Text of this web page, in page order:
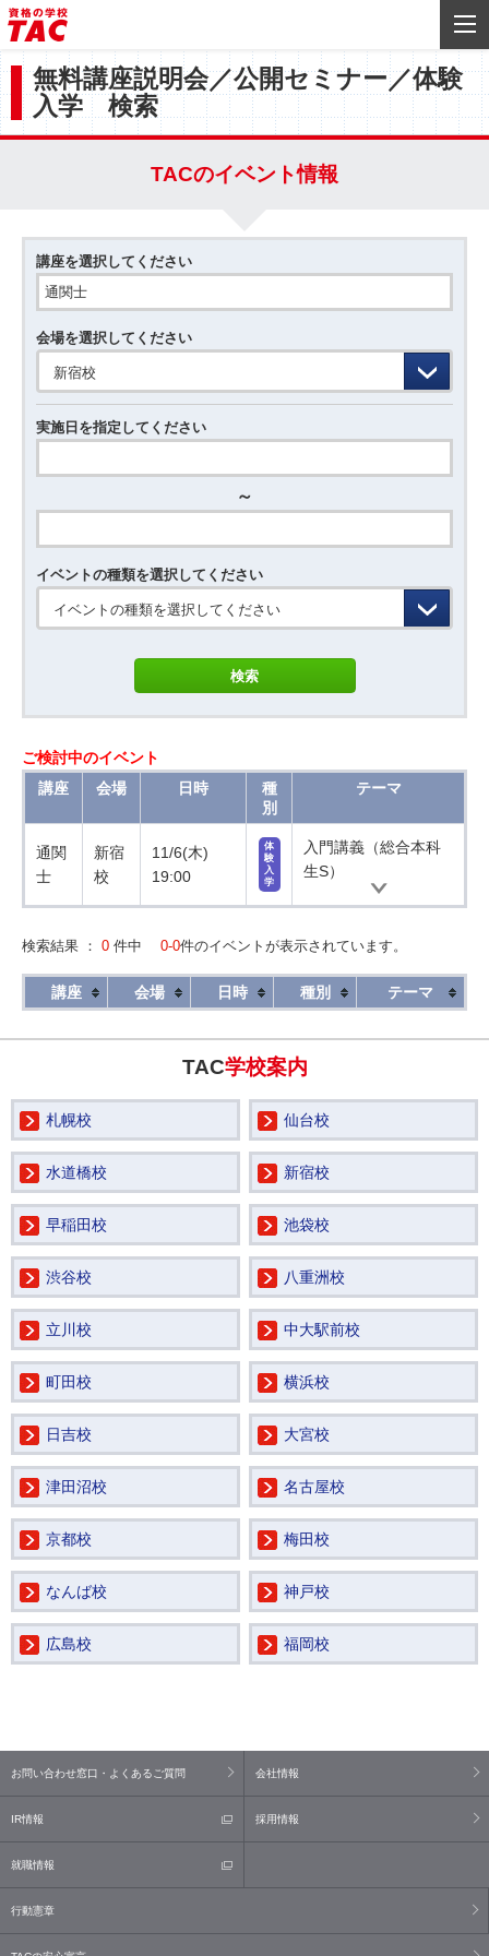
無料講座説明会／公開セミナー／体験
入学 検索
TACのイベント情報
講座を選択してください
会場を選択してください
新宿校
実施日を指定してください
～
イベントの種類を選択してください
イベントの種類を選択してください
ご検討中のイベント
講座
会場 日時
種
別
テーマ
通関
士
新宿
校
11/6(木)
19:00
体
験
入
学
入門講義（総合本科
生S）
検索結果 ： 0 件中 0-0件のイベントが表示されています。
講座 会場 日時 種別 テーマ
TAC学校案内
札幌校 仙台校
水道橋校 新宿校
早稲田校 池袋校
渋谷校 八重洲校
立川校 中大駅前校
町田校 横浜校
日吉校 大宮校
津田沼校 名古屋校
京都校 梅田校
なんば校 神戸校
広島校 福岡校
お問い合わせ窓口・よくあるご質問 会社情報
IR情報 採用情報
就職情報
行動憲章